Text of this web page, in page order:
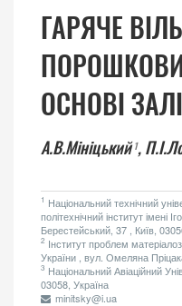
ГАРЯЧЕ
ОСНОВІ
А.В.Мініцький1,
1 Національний технічний
політехнічний інститут імені
Берестейський, 37 , Київ,
2 Інститут проблем
України , вул. Омеляна
3 Національний Авіаційний
03058, Україна
minitsky@i.ua